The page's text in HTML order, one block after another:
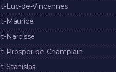
Luc-de-Vincennes
Maurice
Narcisse
Prosper-de-Champlain
Stanislas